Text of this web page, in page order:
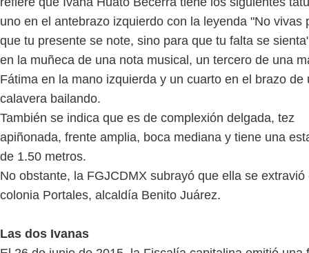
uno en el antebrazo izquierdo con la leyenda "No vivas
que tu presente se note, sino para que tu falta se
en la muñeca de una nota musical, un tercero de una
Fátima en la mano izquierda y un cuarto en el brazo de
calavera bailando.
También se indica que es de complexión delgada, tez
apiñonada, frente amplia, boca mediana y tiene una
de 1.50 metros.
No obstante, la FGJCDMX subrayó que ella se extravió
colonia Portales, alcaldía Benito Juárez.
Las dos Ivanas